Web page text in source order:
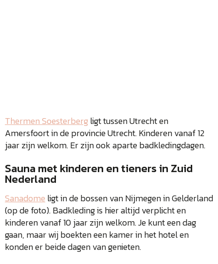
Thermen Soesterbergligt tussen Utrecht en
Amersfoort in de provincie Utrecht. Kinderen vanaf 12
jaar zijn welkom. Er zijn ook aparte badkledingdagen.
Sauna met kinderen en tieners in Zuid
Nederland
Sanadome ligt in de bossen van Nijmegen in Gelderland
(op de foto). Badkleding is hier altijd verplicht en
kinderen vanaf 10 jaar zijn welkom. Je kunt een dag
gaan, maar wij boekten een kamer in het hotel en
konden er beide dagen van genieten.